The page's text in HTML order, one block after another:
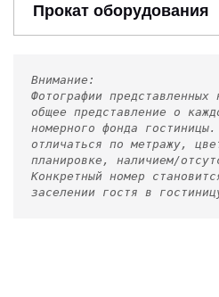
Прокат оборудования
Внимание:
Фотографии
общее представление о
номерного фонда
отличаться по метражу,
планировке, наличием/
Конкретный номер
заселении гостя в